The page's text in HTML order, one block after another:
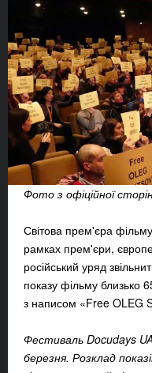
Фото з офіційної
Світова прем'єра
рамках прем'єри,
російський уряд
показу фільму близько
з написом «Free OLEG
Фестиваль Docudays
березня. Розклад